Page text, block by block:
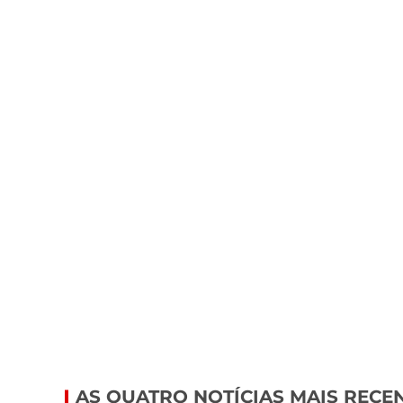
AS QUATRO NOTÍCIAS MAIS